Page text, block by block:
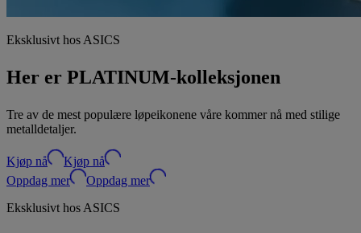
Eksklusivt hos ASICS
Her er PLATINUM-kolleksjonen
Tre av de mest populære løpeikonene våre kommer nå med stilige
metalldetaljer.
Kjøp nå
Kjøp nå
Oppdag mer
Oppdag mer
Eksklusivt hos ASICS